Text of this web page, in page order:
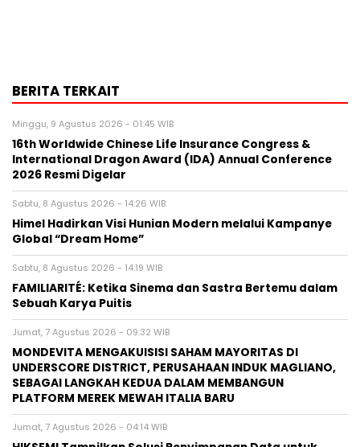
BERITA TERKAIT
Minggu, 9 Agustus 2026 - 01:45 WIB
16th Worldwide Chinese Life Insurance Congress &
International Dragon Award (IDA) Annual Conference
2026 Resmi Digelar
Sabtu, 8 Agustus 2026 - 14:26 WIB
Himel Hadirkan Visi Hunian Modern melalui Kampanye
Global “Dream Home”
Sabtu, 8 Agustus 2026 - 14:19 WIB
FAMILIARITÉ: Ketika Sinema dan Sastra Bertemu dalam
Sebuah Karya Puitis
Jumat, 7 Agustus 2026 - 09:32 WIB
MONDEVITA MENGAKUISISI SAHAM MAYORITAS DI
UNDERSCORE DISTRICT, PERUSAHAAN INDUK MAGLIANO,
SEBAGAI LANGKAH KEDUA DALAM MEMBANGUN
PLATFORM MEREK MEWAH ITALIA BARU
Jumat, 7 Agustus 2026 - 04:14 WIB